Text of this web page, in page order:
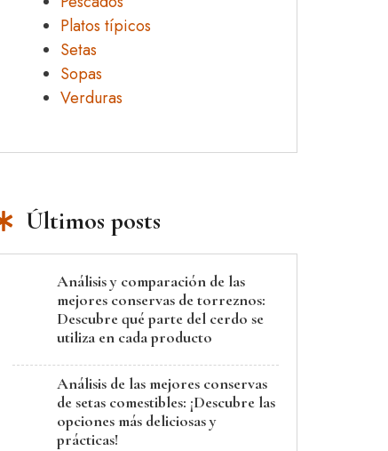
Platos típicos
Setas
Sopas
Verduras
Últimos posts
Análisis y comparación de las
mejores conservas de torreznos:
Descubre qué parte del cerdo se
utiliza en cada producto
Análisis de las mejores conservas
de setas comestibles: ¡Descubre las
opciones más deliciosas y
prácticas!